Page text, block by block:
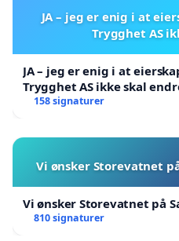
JA – jeg er enig i at
Trygghet AS
JA – jeg er enig i at
Trygghet AS ikke skal
158 signaturer
Vi ønsker Storevatnet
Vi ønsker Storevatnet på
810 signaturer